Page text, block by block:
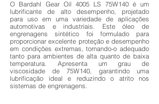
O Bardahl Gear Oil 4005 LS 75W140 é um
lubrificante de alto desempenho, projetado
para uso em uma variedade de aplicações
automotivas e industriais. Este óleo de
engrenagens sintético foi formulado para
proporcionar excelente proteção e desempenho
em condições extremas, tornando-o adequado
tanto para ambientes de alta quanto de baixa
temperatura. Apresenta um grau de
viscosidade de 75W140, garantindo uma
lubrificação ideal e reduzindo o atrito nos
sistemas de engrenagens.